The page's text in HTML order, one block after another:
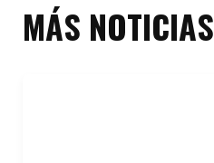
MÁS NOTICIAS